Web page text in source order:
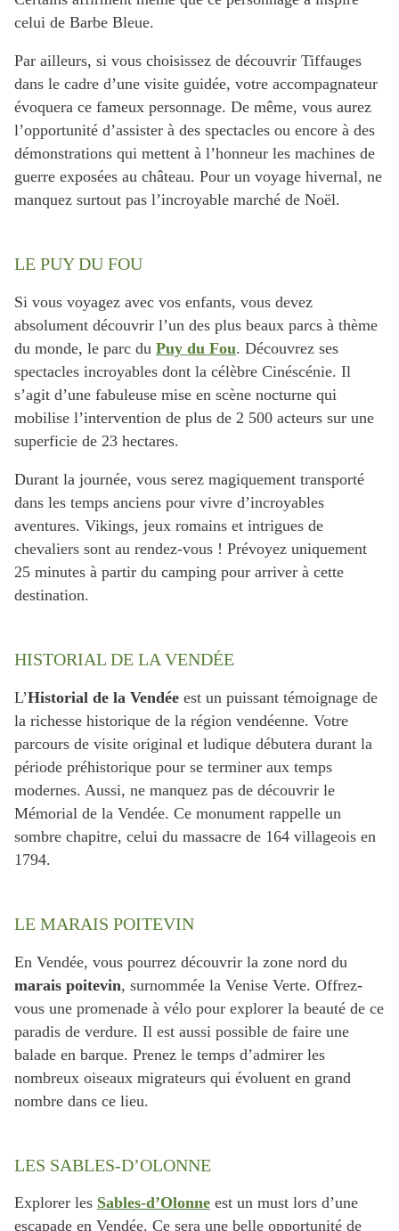
celui de Barbe Bleue.
Par ailleurs, si vous choisissez de découvrir Tiffauges
dans le cadre d’une visite guidée, votre accompagnateur
évoquera ce fameux personnage. De même, vous aurez
l’opportunité d’assister à des spectacles ou encore à des
démonstrations qui mettent à l’honneur les machines de
guerre exposées au château. Pour un voyage hivernal, ne
manquez surtout pas l’incroyable marché de Noël.
LE PUY DU FOU
Si vous voyagez avec vos enfants, vous devez
absolument découvrir l’un des plus beaux parcs à thème
du monde, le parc du Puy du Fou. Découvrez ses
spectacles incroyables dont la célèbre Cinéscénie. Il
s’agit d’une fabuleuse mise en scène nocturne qui
mobilise l’intervention de plus de 2 500 acteurs sur une
superficie de 23 hectares.
Durant la journée, vous serez magiquement transporté
dans les temps anciens pour vivre d’incroyables
aventures. Vikings, jeux romains et intrigues de
chevaliers sont au rendez-vous ! Prévoyez uniquement
25 minutes à partir du camping pour arriver à cette
destination.
HISTORIAL DE LA VENDÉE
L’Historial de la Vendée est un puissant témoignage de
la richesse historique de la région vendéenne. Votre
parcours de visite original et ludique débutera durant la
période préhistorique pour se terminer aux temps
modernes. Aussi, ne manquez pas de découvrir le
Mémorial de la Vendée. Ce monument rappelle un
sombre chapitre, celui du massacre de 164 villageois en
1794.
LE MARAIS POITEVIN
En Vendée, vous pourrez découvrir la zone nord du
marais poitevin, surnommée la Venise Verte. Offrez-
vous une promenade à vélo pour explorer la beauté de ce
paradis de verdure. Il est aussi possible de faire une
balade en barque. Prenez le temps d’admirer les
nombreux oiseaux migrateurs qui évoluent en grand
nombre dans ce lieu.
LES SABLES-D’OLONNE
Explorer les Sables-d’Olonne est un must lors d’une
escapade en Vendée. Ce sera une belle opportunité de